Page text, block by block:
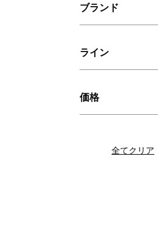
ブランド
ライン
価格
全てクリア